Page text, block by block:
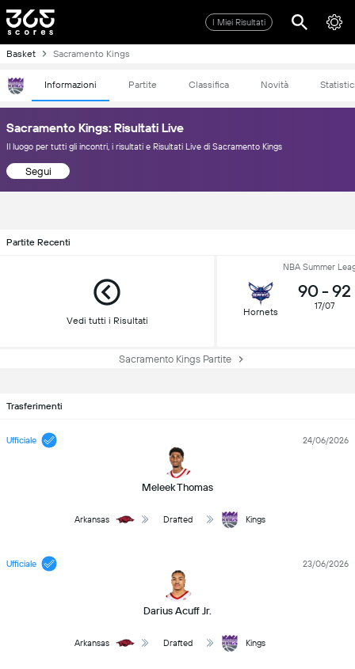
I Miei Risultati
Basket Sacramento Kings
Informazioni Partite Classifica Novità
Sacramento Kings: Risultati Live
Il luogo per tutti gli incontri, i risultati e Risultati Live di Sacramento Kings
Segui
Partite Recenti
Vedi tutti i Risultati
NBA Summer
Hornets
90- 92
17/07
Sacramento Kings Partite
Trasferimenti
Ufficiale
Meleek Thomas
24/06/2026
Arkansas Drafted Kings
Ufficiale
Darius Acuff Jr.
23/06/2026
Arkansas Drafted Kings